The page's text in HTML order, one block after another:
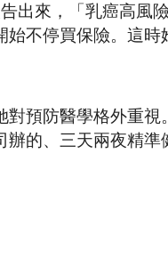
出來，「乳癌高風
不停買保險。這時
預防醫學格外重
的、三天兩夜精